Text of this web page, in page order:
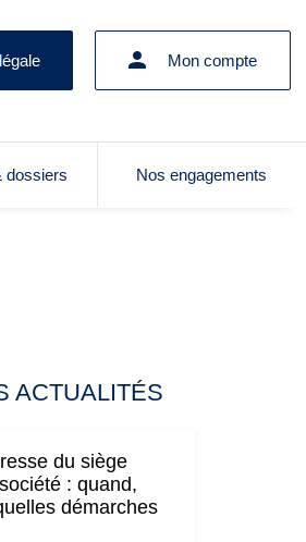
Mon compte
dossiers Nos engagements
ACTUALITÉS
du siège
: quand,
démarches